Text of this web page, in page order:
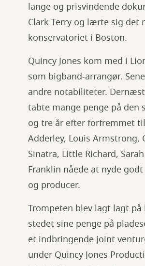
lange og prisvindende
Clark Terry og lærte sig det
konservatoriet i Boston.
Quincy Jones kom med i
som bigband-arrangør.
andre notabiliteter.
tabte mange penge på den
og tre år efter forfremmet
Adderley, Louis Armstrong,
Sinatra, Little Richard,
Franklin nåede at nyde
og producer.
Trompeten blev lagt lagt på
stedet sine penge på
et indbringende joint
under Quincy Jones